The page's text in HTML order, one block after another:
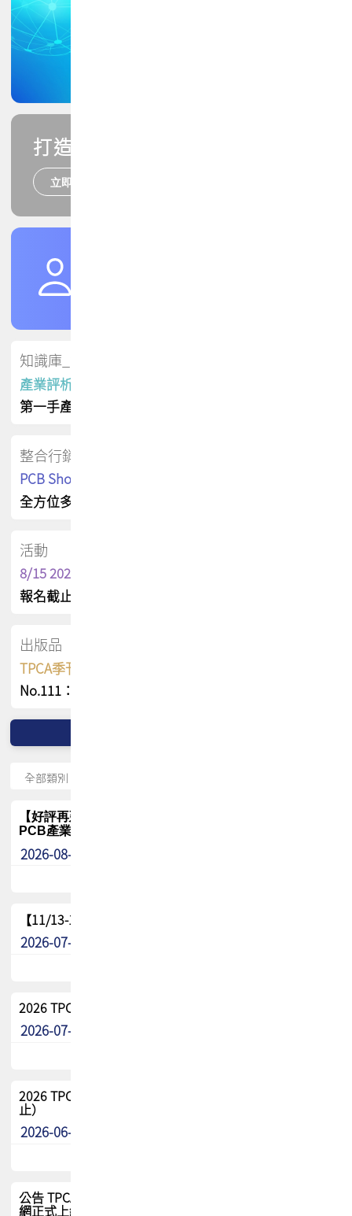
打造您的PCB專業技能
立即報名
知識庫_會員專屬
產業評析報告
第一手產業資訊
整合行銷
PCB Shop 採購指南
全方位多元曝光方案
活動
8/15 2026 TPCA健康盃保齡球聯誼賽
報名截止日 : 8/3 活動日期 : 8/15
出版品
TPCA季刊 FREE 線上版
No.111：PCB全球風險布局與韌性
【好評再延長】PCB GPT 全面開放體驗延長到8月!!
PCB產業專屬 AI 知識平台
2026-08-04
【11/13-15】2026 TPCA 百岳登頂_南橫三星
2026-07-22
2026 TPCA中南區會員問卷暨7/31交流餐敘報名
2026-07-08
2026 TPCA健康盃保齡球聯誼賽 熱烈報名中（8/3報名截
止）
2026-06-29
公告 TPCA 台灣電路板協會官網將迎來新面貌，7/1 新官
網正式上線！